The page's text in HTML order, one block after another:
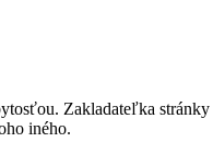
Zakladateľka stránky
iného.